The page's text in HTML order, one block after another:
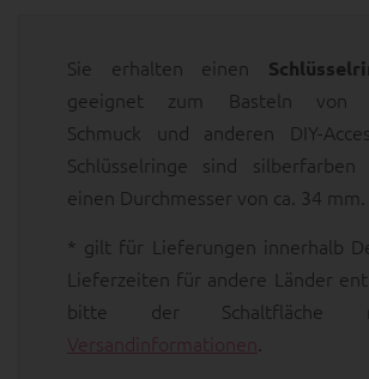
Sie erhalten einen
geeignet zum Basteln von
Schmuck und anderen DIY-
Schlüsselringe sind
einen Durchmesser von ca. 34 mm.
* gilt für Lieferungen innerhalb
Lieferzeiten für andere Länder
bitte der Schaltfläche
Versandinformationen